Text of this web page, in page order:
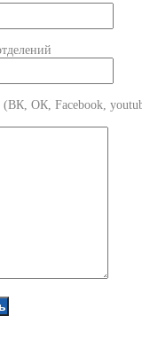
ОК, Facebook,